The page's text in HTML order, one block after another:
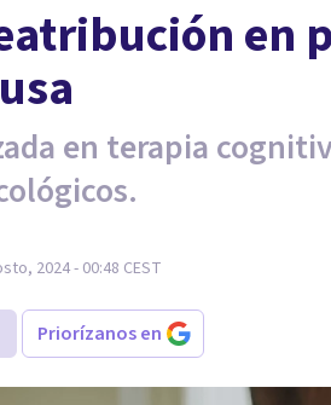
en
en terapia
2024 - 00:48 CEST
Priorízanos en